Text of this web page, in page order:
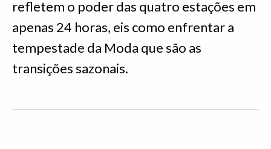
refletem o poder das quatro estações em
apenas 24 horas, eis como enfrentar a
tempestade da Moda que são as
transições sazonais.